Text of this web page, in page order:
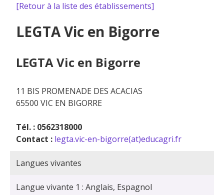
[Retour à la liste des établissements]
LEGTA Vic en Bigorre
LEGTA Vic en Bigorre
11 BIS PROMENADE DES ACACIAS
65500 VIC EN BIGORRE
Tél. : 0562318000
Contact : legta.vic-en-bigorre(at)educagri.fr
Langues vivantes
Langue vivante 1 : Anglais, Espagnol